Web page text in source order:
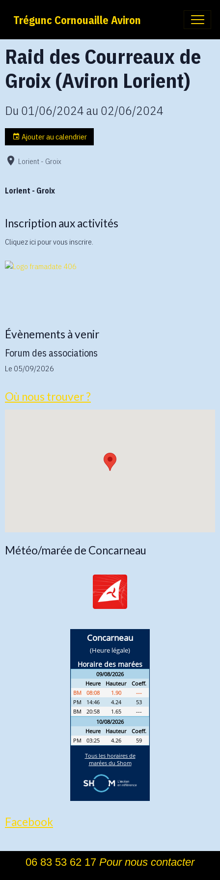
Trégunc Cornouaille Aviron
Raid des Courreaux de
Groix (Aviron Lorient)
Du 01/06/2024au 02/06/2024
Ajouter au calendrier
Lorient - Groix
Lorient - Groix
Inscription aux activités
Cliquez ici pour vous inscrire.
Évènements à venir
Forum des associations
Le 05/09/2026
Où nous trouver ?
Météo/marée de Concarneau
Facebook
06 83 53 62 17 Pour nous contacter